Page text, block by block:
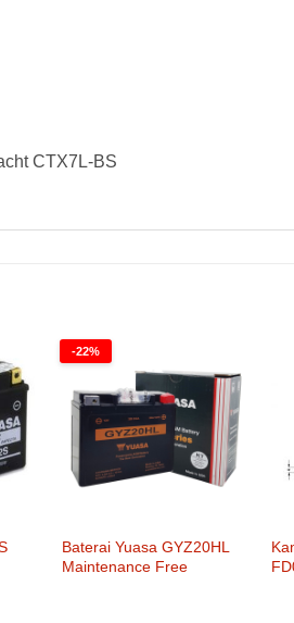
CTX7L-BS
-22%
Baterai Yuasa GYZ20HL
Maintenance Free